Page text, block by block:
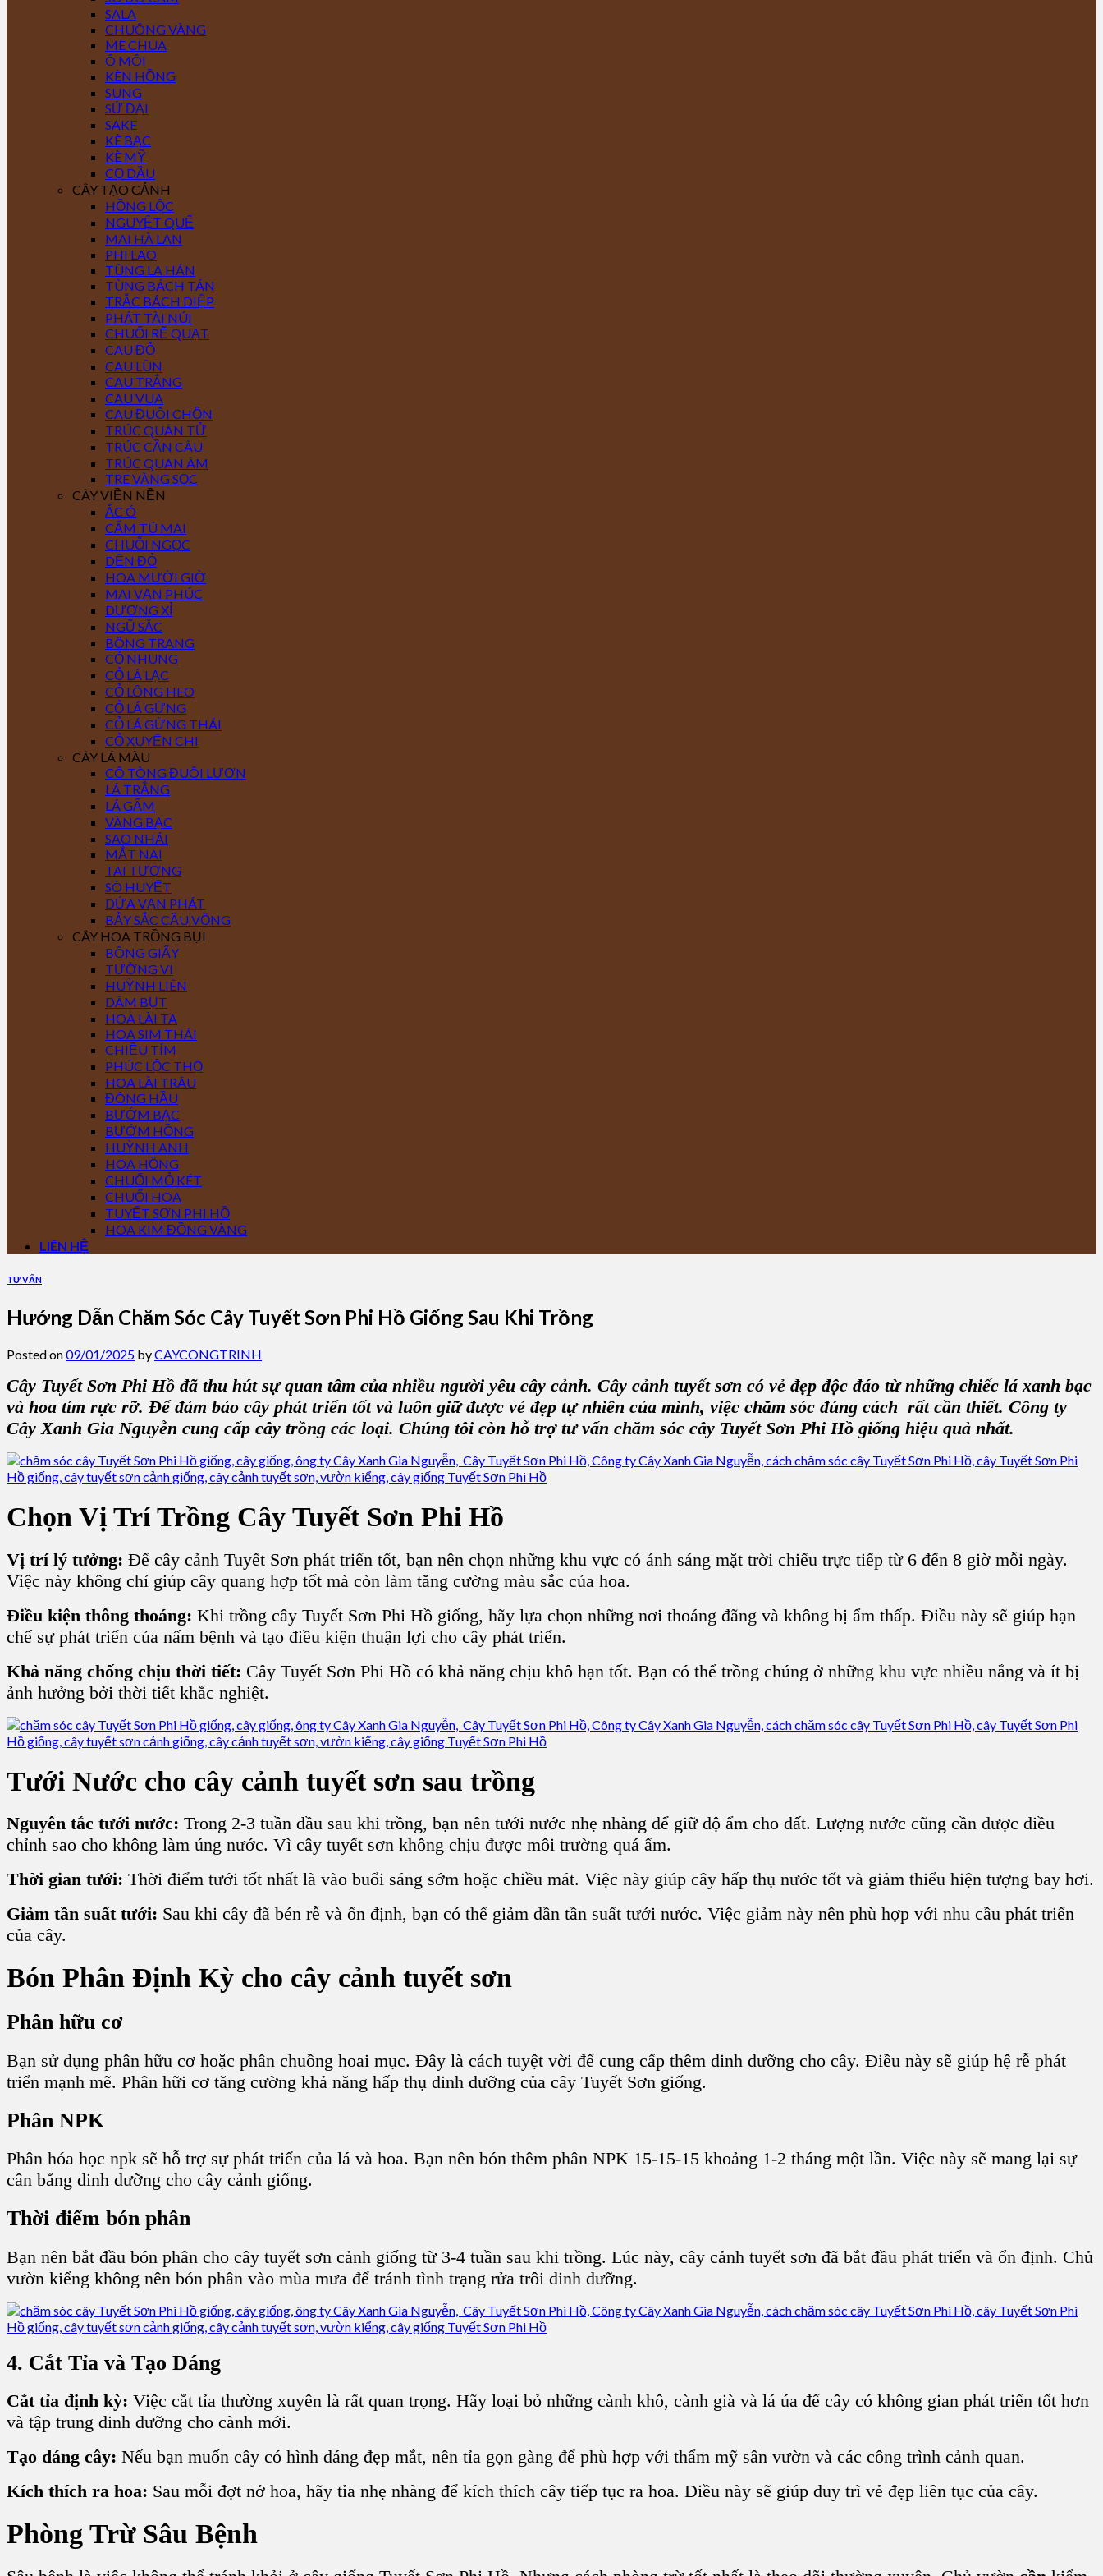
SALA
CHUÔNG VÀNG
ME CHUA
Ô MÔI
KÈN HỒNG
SUNG
SỨ ĐẠI
SAKE
KÈ BẠC
KÈ MỸ
CỌ DẦU
CÂY TẠO CẢNH
HỒNG LỘC
NGUYỆT QUẾ
MAI HÀ LAN
PHI LAO
TÙNG LA HÁN
TÙNG BÁCH TÁN
TRẮC BÁCH DIỆP
PHÁT TÀI NÚI
CHUỐI RẼ QUẠT
CAU ĐỎ
CAU LÙN
CAU TRẮNG
CAU VUA
CAU ĐUÔI CHỒN
TRÚC QUÂN TỬ
TRÚC CẦN CÂU
TRÚC QUAN ÂM
TRE VÀNG SỌC
CÂY VIỀN NỀN
ẮC Ó
CẨM TÚ MAI
CHUỖI NGỌC
DỀN ĐỎ
HOA MƯỜI GIỜ
MAI VẠN PHÚC
DƯƠNG XỈ
NGŨ SẮC
BÔNG TRANG
CỎ NHUNG
CỎ LÁ LẠC
CỎ LÔNG HEO
CỎ LÁ GỪNG
CỎ LÁ GỪNG THÁI
CỎ XUYẾN CHI
CÂY LÁ MÀU
CÔ TÒNG ĐUÔI LƯƠN
LÁ TRẮNG
LÁ GẤM
VÀNG BẠC
SAO NHÁI
MẮT NAI
TAI TƯỢNG
SÒ HUYẾT
DỨA VẠN PHÁT
BẢY SẮC CẦU VỒNG
CÂY HOA TRỒNG BỤI
BÔNG GIẤY
TƯỜNG VI
HUỲNH LIÊN
DÂM BỤT
HOA LÀI TA
HOA SIM THÁI
CHIỀU TÍM
PHÚC LỘC THỌ
HOA LÀI TRÂU
ĐÔNG HẦU
BƯỚM BẠC
BƯỚM HỒNG
HUỲNH ANH
HOA HỒNG
CHUỐI MỎ KÉT
CHUỐI HOA
TUYẾT SƠN PHI HỒ
HOA KIM ĐỒNG VÀNG
LIÊN HỆ
TƯ VẤN
Hướng Dẫn Chăm Sóc Cây Tuyết Sơn Phi Hồ Giống Sau Khi Trồng
Posted on09/01/2025 byCAYCONGTRINH
Cây Tuyết Sơn Phi Hồ đã thu hút sự quan tâm của nhiều người yêu cây cảnh. Cây cảnh tuyết sơn có vẻ đẹp độc đáo từ những chiếc lá xanh bạc
và hoa tím rực rỡ. Để đảm bảo cây phát triển tốt và luôn giữ được vẻ đẹp tự nhiên của mình, việc chăm sóc đúng cách rất cần thiết. Công ty
Cây Xanh Gia Nguyễn cung cấp cây trồng các loại. Chúng tôi còn hỗ trợ tư vấn chăm sóc cây Tuyết Sơn Phi Hồ giống hiệu quả nhất.
Chọn Vị Trí Trồng Cây Tuyết Sơn Phi Hồ
Vị trí lý tưởng: Để cây cảnh Tuyết Sơn phát triển tốt, bạn nên chọn những khu vực có ánh sáng mặt trời chiếu trực tiếp từ 6 đến 8 giờ mỗi ngày.
Việc này không chỉ giúp cây quang hợp tốt mà còn làm tăng cường màu sắc của hoa.
Điều kiện thông thoáng: Khi trồng cây Tuyết Sơn Phi Hồ giống, hãy lựa chọn những nơi thoáng đãng và không bị ẩm thấp. Điều này sẽ giúp hạn
chế sự phát triển của nấm bệnh và tạo điều kiện thuận lợi cho cây phát triển.
Khả năng chống chịu thời tiết: Cây Tuyết Sơn Phi Hồ có khả năng chịu khô hạn tốt. Bạn có thể trồng chúng ở những khu vực nhiều nắng và ít bị
ảnh hưởng bởi thời tiết khắc nghiệt.
Tưới Nước cho cây cảnh tuyết sơn sau trồng
Nguyên tắc tưới nước: Trong 2-3 tuần đầu sau khi trồng, bạn nên tưới nước nhẹ nhàng để giữ độ ẩm cho đất. Lượng nước cũng cần được điều
chỉnh sao cho không làm úng nước. Vì cây tuyết sơn không chịu được môi trường quá ẩm.
Thời gian tưới: Thời điểm tưới tốt nhất là vào buổi sáng sớm hoặc chiều mát. Việc này giúp cây hấp thụ nước tốt và giảm thiểu hiện tượng bay hơi.
Giảm tần suất tưới: Sau khi cây đã bén rễ và ổn định, bạn có thể giảm dần tần suất tưới nước. Việc giảm này nên phù hợp với nhu cầu phát triển
của cây.
Bón Phân Định Kỳ cho cây cảnh tuyết sơn
Phân hữu cơ
Bạn sử dụng phân hữu cơ hoặc phân chuồng hoai mục. Đây là cách tuyệt vời để cung cấp thêm dinh dưỡng cho cây. Điều này sẽ giúp hệ rễ phát
triển mạnh mẽ. Phân hữi cơ tăng cường khả năng hấp thụ dinh dưỡng của cây Tuyết Sơn giống.
Phân NPK
Phân hóa học npk sẽ hỗ trợ sự phát triển của lá và hoa. Bạn nên bón thêm phân NPK 15-15-15 khoảng 1-2 tháng một lần. Việc này sẽ mang lại sự
cân bằng dinh dưỡng cho cây cảnh giống.
Thời điểm bón phân
Bạn nên bắt đầu bón phân cho cây tuyết sơn cảnh giống từ 3-4 tuần sau khi trồng. Lúc này, cây cảnh tuyết sơn đã bắt đầu phát triển và ổn định. Chủ
vườn kiểng không nên bón phân vào mùa mưa để tránh tình trạng rửa trôi dinh dưỡng.
4. Cắt Tỉa và Tạo Dáng
Cắt tỉa định kỳ: Việc cắt tỉa thường xuyên là rất quan trọng. Hãy loại bỏ những cành khô, cành già và lá úa để cây có không gian phát triển tốt hơn
và tập trung dinh dưỡng cho cành mới.
Tạo dáng cây: Nếu bạn muốn cây có hình dáng đẹp mắt, nên tỉa gọn gàng để phù hợp với thẩm mỹ sân vườn và các công trình cảnh quan.
Kích thích ra hoa: Sau mỗi đợt nở hoa, hãy tỉa nhẹ nhàng để kích thích cây tiếp tục ra hoa. Điều này sẽ giúp duy trì vẻ đẹp liên tục của cây.
Phòng Trừ Sâu Bệnh